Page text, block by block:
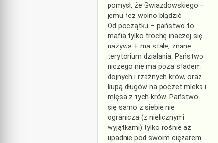
pomysł, że Gwiazdowskiego –
jemu też wolno błądzić.
Od początku – państwo to
mafia tylko trochę inaczej się
nazywa + ma stałe, znane
terytorium działania. Państwo
niczego nie ma poza stadem
dojnych i rzeźnych krów, oraz
kupą długów na poczet mleka i
mięsa z tych krów. Państwo
się samo z siebie nie
ogranicza (z nielicznymi
wyjątkami) tylko rośnie aż
upadnie pod swoim ciężarem.